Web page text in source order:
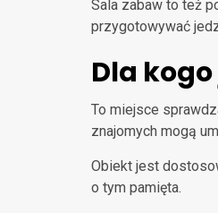
Sala zabaw to też
przygotowywać
Dla
To miejsce
znajomych mogą
Obiekt jest
o tym pamięta.